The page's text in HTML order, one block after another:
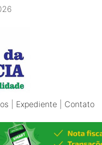
Expediente Contato